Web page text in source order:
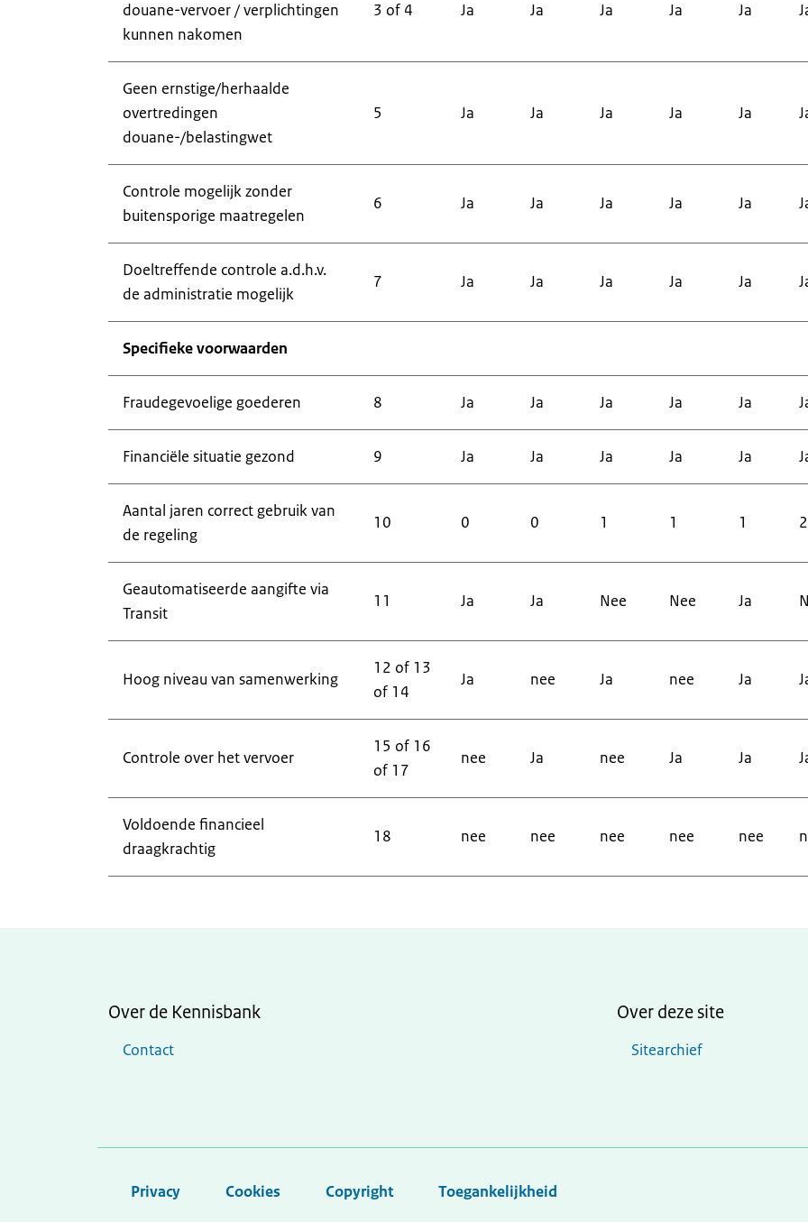
douane-vervoer / verplichtingen
kunnen nakomen
3 of 4 Ja Ja Ja Ja Ja
Geen ernstige/herhaalde
overtredingen
douane-/belastingwet
5 Ja Ja Ja Ja Ja
Controle mogelijk zonder
buitensporige maatregelen
6 Ja Ja Ja Ja Ja
Doeltreffende controle a.d.h.v.
de administratie mogelijk
7 Ja Ja Ja Ja Ja
Specifieke voorwaarden
Fraudegevoelige goederen 8 Ja Ja Ja Ja Ja
Financiële situatie gezond 9 Ja Ja Ja Ja Ja
Aantal jaren correct gebruik van
de regeling
10 0 0 1 1 1 2
Geautomatiseerde aangifte via
Transit
11 Ja Ja Nee Nee Ja
Hoog niveau van samenwerking
12 of 13
of 14
Ja nee Ja nee Ja
Controle over het vervoer
15 of 16
of 17
nee Ja nee Ja Ja
Voldoende financieel
draagkrachtig
18 nee nee nee nee nee
Over de Kennisbank
Contact
Over deze site
Sitearchief
Privacy Cookies Copyright Toegankelijkheid